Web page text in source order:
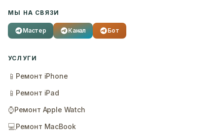
МЫ НА СВЯЗИ
Мастер Канал Бот
УСЛУГИ
📱 Ремонт iPhone
📱 Ремонт iPad
⌚Ремонт Apple Watch
💻Ремонт MacBook